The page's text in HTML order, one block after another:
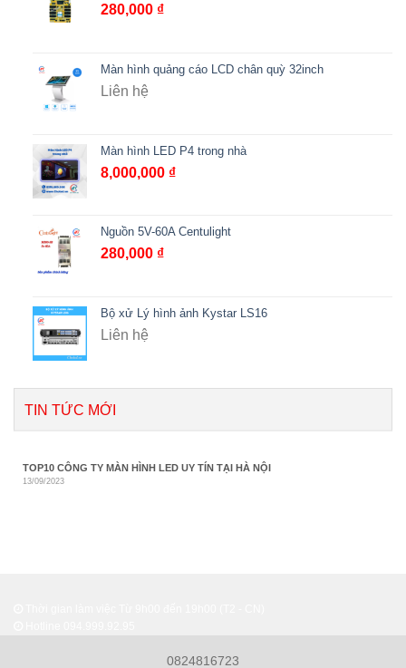
280,000 ₫
Màn hình quảng cáo LCD chân quỳ 32inch
Liên hệ
Màn hình LED P4 trong nhà
8,000,000 ₫
Nguồn 5V-60A Centulight
280,000 ₫
Bộ xử Lý hình ảnh Kystar LS16
Liên hệ
TIN TỨC MỚI
TOP10 CÔNG TY MÀN HÌNH LED UY TÍN TẠI HÀ NỘI
13/09/2023
0824816723